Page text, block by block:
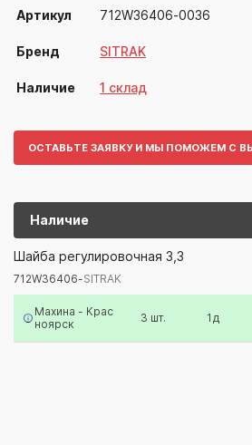
Артикул 712W36406-0036
Бренд SITRAK
Наличие 1 склад
ОСТАВЬТЕ ЗАЯВКУ И МЫ ПОМОЖЕМ С
Наличие
Артикул/БрендНаименование
712W36406-SITRAK
Шайба регулировочная 3,3
712W36406-SITRAK
Махина - Крас
ноярск
3 шт. 1д